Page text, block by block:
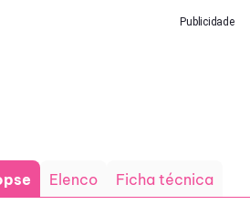
Publicidade
Elenco Ficha técnica